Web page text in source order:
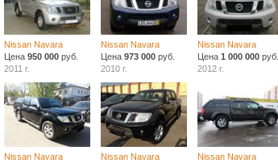
Nissan Navara
Цена950 000 руб.
2011 г.
Nissan Navara
Цена 973 000руб.
2010 г.
Nissan Navara
Цена 1 000 000руб.
2012 г.
Nissan Navara
Nissan Navara
Nissan Navara